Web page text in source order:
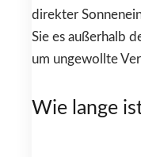
direkter
Sie es außerhalb
um ungewollte
Wie lange